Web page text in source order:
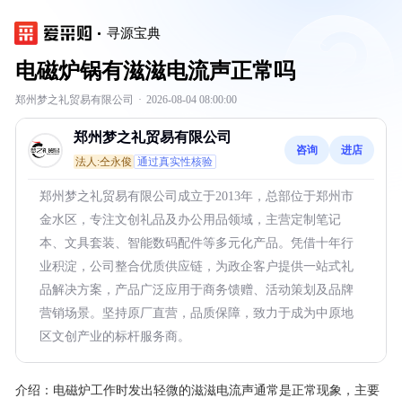
寻源宝典
电磁炉锅有滋滋电流声正常吗
郑州梦之礼贸易有限公司 · 2026-08-04 08:00:00
郑州梦之礼贸易有限公司
法人:仝永俊 通过真实性核验
咨询 进店
郑州梦之礼贸易有限公司成立于2013年，总部位于郑州市
金水区，专注文创礼品及办公用品领域，主营定制笔记
本、文具套装、智能数码配件等多元化产品。凭借十年行
业积淀，公司整合优质供应链，为政企客户提供一站式礼
品解决方案，产品广泛应用于商务馈赠、活动策划及品牌
营销场景。坚持原厂直营，品质保障，致力于成为中原地
区文创产业的标杆服务商。
介绍： 电磁炉工作时发出轻微的滋滋电流声通常是正常现象，主要